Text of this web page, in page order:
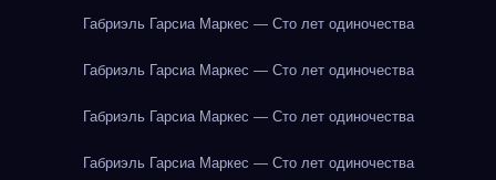
Габриэль Гарсиа Маркес — Сто лет одиночества
Габриэль Гарсиа Маркес — Сто лет одиночества
Габриэль Гарсиа Маркес — Сто лет одиночества
Габриэль Гарсиа Маркес — Сто лет одиночества